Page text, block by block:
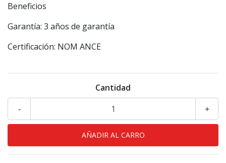
Beneficios
Garantía: 3 años de garantía
Certificación: NOM ANCE
Cantidad
+
-